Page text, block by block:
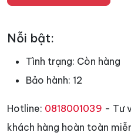
Nỗi bật:
Tình trạng: Còn hàng
Bảo hành: 12
Hotline: 0818001039 - Tư
khách hàng hoàn toàn